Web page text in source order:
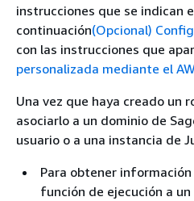
instrucciones que se indican
continuación(Opcional)
con las instrucciones que
personalizada mediante el
Una vez que haya creado un
asociarlo a un dominio de
usuario o a una instancia de
Para obtener
función de ejecución a